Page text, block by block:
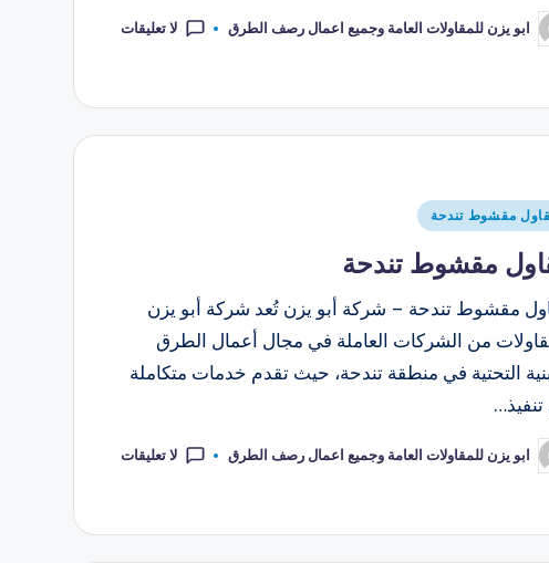
ابو يزن للمقاولات العامة وجميع اعمال رصف الطرق لا تعليقات
مقشوط تندحة
مقشوط تندحة
مقشوط تندحة – شركة أبو يزن تُعد شركة أبو يزن
من الشركات العاملة في مجال أعمال الطرق
التحتية في منطقة تندحة، حيث تقدم خدمات متكاملة
ابو يزن للمقاولات العامة وجميع اعمال رصف الطرق لا تعليقات